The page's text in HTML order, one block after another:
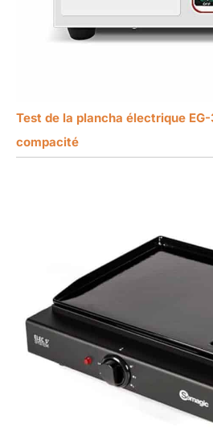
Test de la plancha électrique
compacité